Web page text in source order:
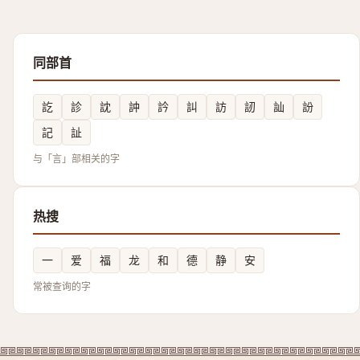
同部首
訖 診 訦 訲 訡 訆 訪 訒 訕
訜
記
訨
与「言」部相关的字
热搜
一 爱 福 龙 和 德 静 安
常被查询的字